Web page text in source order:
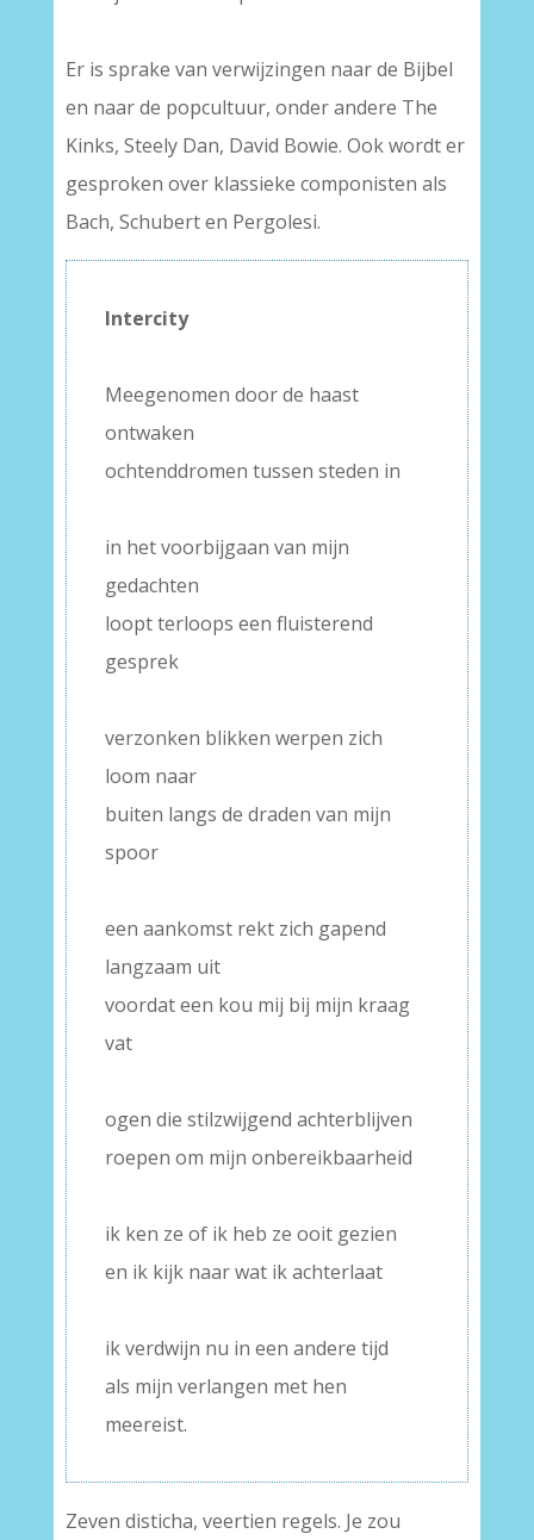
Er is sprake van verwijzingen naar de Bijbel
en naar de popcultuur, onder andere The
Kinks, Steely Dan, David Bowie. Ook wordt er
gesproken over klassieke componisten als
Bach, Schubert en Pergolesi.
Intercity
Meegenomen door de haast
ontwaken
ochtenddromen tussen steden in
in het voorbijgaan van mijn
gedachten
loopt terloops een fluisterend
gesprek
verzonken blikken werpen zich
loom naar
buiten langs de draden van mijn
spoor
een aankomst rekt zich gapend
langzaam uit
voordat een kou mij bij mijn kraag
vat
ogen die stilzwijgend achterblijven
roepen om mijn onbereikbaarheid
ik ken ze of ik heb ze ooit gezien
en ik kijk naar wat ik achterlaat
ik verdwijn nu in een andere tijd
als mijn verlangen met hen
meereist.
Zeven disticha, veertien regels. Je zou